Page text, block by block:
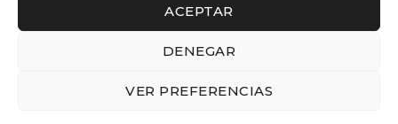
ACEPTAR
DENEGAR
VER PREFERENCIAS
Catálogo